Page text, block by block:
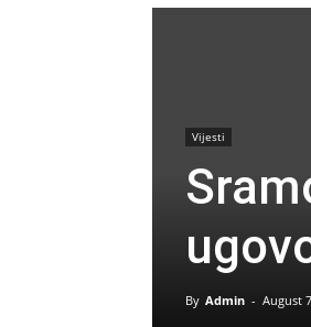
Vijesti
By Admin - August